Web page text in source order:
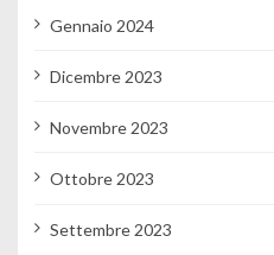
Gennaio 2024
Dicembre 2023
Novembre 2023
Ottobre 2023
Settembre 2023